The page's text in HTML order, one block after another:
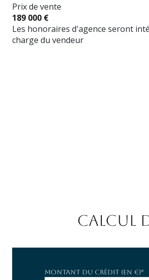
Prix de vente
189 000 €
Les honoraires d'agence seront
charge du vendeur
CALCUL
Montant du crédit (en €)*